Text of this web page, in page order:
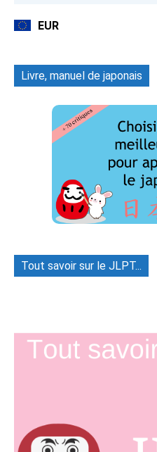
EUR
Livre, manuel de japonais
Tout savoir sur le JLPT...